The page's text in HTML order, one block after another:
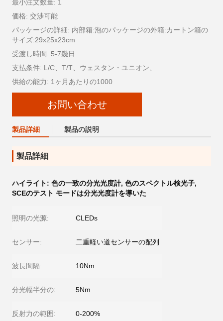
最小注文数量: 1
価格: 交渉可能
パッケージの詳細: 内部箱:泡のパッケージの外箱:カートン箱の
サイズ:29x25x23cm
受渡し時間: 5-7幾日
支払条件: L/C、T/T、ウェスタン・ユニオン、
供給の能力: 1ヶ月あたりの1000
お問い合わせ
製品詳細 製品の説明
製品詳細
ハイライト: 色の一致の分光光度計, 色のスペクトル検光子,
SCEのテスト モードは分光光度計を導いた
照明の光源: CLEDs
センサー: 二重軽い道センサーの配列
波長間隔: 10Nm
分光幅半分の: 5Nm
反射力の範囲: 0-200%